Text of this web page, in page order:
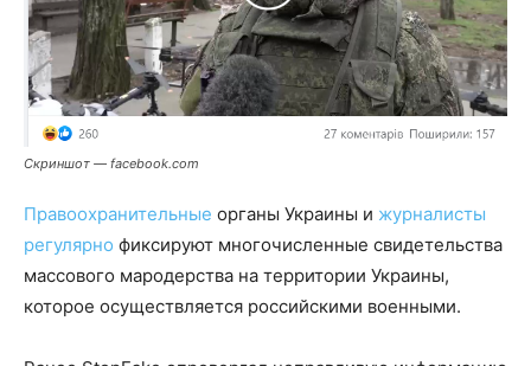
Скриншот — facebook.com
Правоохранительные органы Украины и журналисты
регулярно фиксируют многочисленные свидетельства
массового мародерства на территории Украины,
которое осуществляется российскими военными.